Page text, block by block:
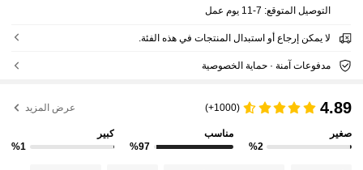
التوصيل المتوقع: 7-11 يوم عمل
لا يمكن إرجاع أو استبدال المنتجات في هذه الفئة.
مدفوعات آمنة · حماية الخصوصية
4.89
(1000+) عرض المزيد
صغير
%2
مناسب
%97
كبير
%1